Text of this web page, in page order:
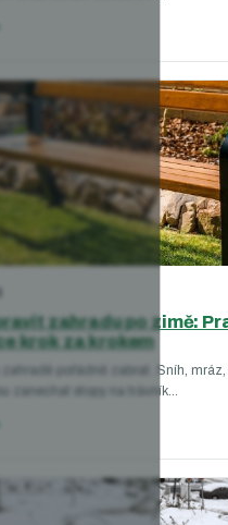
zahradu po zimě:
krok za krokem
zahradě pořádně zabrat. Sníh,
zanechat stopy na trávník...